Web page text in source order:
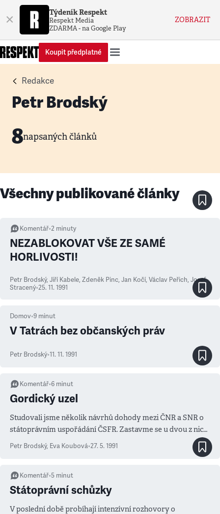
× Týdeník Respekt
Respekt Media
ZDARMA - na Google Play
ZOBRAZIT
Koupit předplatné
Redakce
Petr Brodský
8napsaných článků
Všechny publikované články
Komentář•2 minuty
NEZABLOKOVAT VŠE ZE SAMÉ
HORLIVOSTI!
Petr Brodský, Jiří Kabele, Zdeněk Pinc, Jan Kočí, Václav Peřich, Josef
Stracený•25. 11. 1991
Domov•9 minut
V Tatrách bez občanských práv
Petr Brodský•11. 11. 1991
Komentář•6 minut
Gordický uzel
Studovali jsme několik návrhů dohody mezi ČNR a SNR o
státoprávním uspořádání ČSFR. Zastavme se u dvou z nich:
návrhu Pavla Rychetského a Dagmar Burešové.
Petr Brodský, Eva Koubová•27. 5. 1991
Komentář•5 minut
Státoprávní schůzky
V poslední době probíhají intenzívní rozhovory o